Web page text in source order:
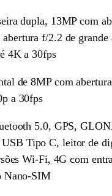
dupla, 13MP com
f/2.2 de grande
4K a 30fps
de 8MP com
a 30fps
5.0, GPS,
Tipo C, leitor de
Wi-Fi, 4G com
Nano-SIM